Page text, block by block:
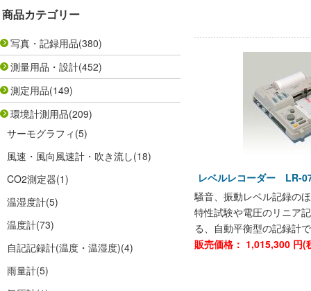
商品カテゴリー
写真・記録用品(380)
測量用品・設計(452)
測定用品(149)
環境計測用品(209)
サーモグラフィ (5)
風速・風向風速計・吹き流し(18)
CO2測定器(1)
温湿度計(5)
温度計(73)
自記記録計(温度・温湿度)(4)
雨量計(5)
レベルレコーダー LR-
騒音、振動レベル記録の
特性試験や電圧のリニア
る、自動平衡型の記録計
販売価格： 1,015,300 円